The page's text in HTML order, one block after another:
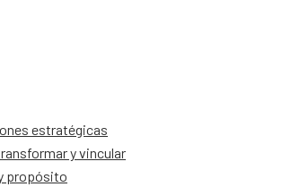
estratégicas
y vincular
propósito